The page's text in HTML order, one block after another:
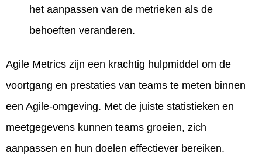
het aanpassen van de metrieken als de
behoeften veranderen.
Agile Metrics zijn een krachtig hulpmiddel om de
voortgang en prestaties van teams te meten binnen
een Agile-omgeving. Met de juiste statistieken en
meetgegevens kunnen teams groeien, zich
aanpassen en hun doelen effectiever bereiken.